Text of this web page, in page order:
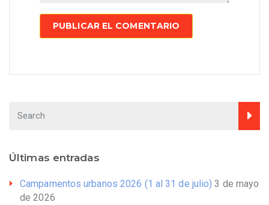
Últimas entradas
Campamentos urbanos 2026 (1 al 31 de julio) 3 de mayo
de 2026